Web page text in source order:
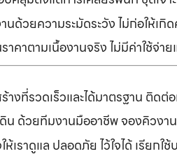
นด้วยความระมัดระวัง ไม่ก่อให้เ
ราคาตามเนื้องานจริง ไม่มีค่าใช้
งที่รวดเร็วและได้มาตรฐาน ติด
ด้วยทีมงานมืออาชีพ จองคิวงา
เราดูแล ปลอดภัย ไว้ใจได้ เรียก